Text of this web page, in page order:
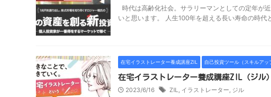
時代は高齢化社会。サラリーマンとしての定年が
いと思います。 人生100年を超える長い寿命の時代
在宅イラストレーター養成講座ZIL 自己投資ツール（スキルアッ
在宅イラストレーター養成講座ZIL（ジル
2023/6/16 ZIL, イラストレーター, ジル